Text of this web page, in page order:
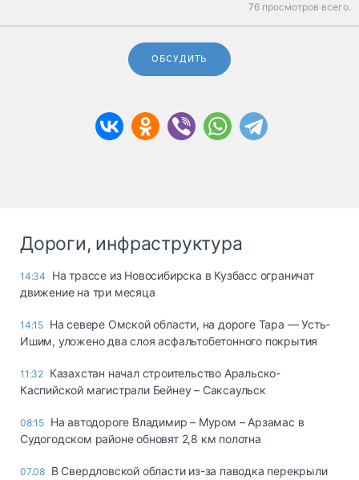
76 просмотров всего.
ОБСУДИТЬ
Дороги, инфраструктура
14:34
На трассе из Новосибирска в Кузбасс ограничат
движение на три месяца
14:15 На севере Омской области, на дороге Тара — Усть-
Ишим, уложено два слоя асфальтобетонного покрытия
11:32 Казахстан начал строительство Аральско-
Каспийской магистрали Бейнеу – Саксаульск
08:15 На автодороге Владимир – Муром – Арзамас в
Судогодском районе обновят 2,8 км полотна
07.08 В Свердловской области из-за паводка перекрыли